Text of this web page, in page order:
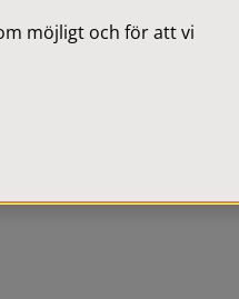
möjligt och för att vi